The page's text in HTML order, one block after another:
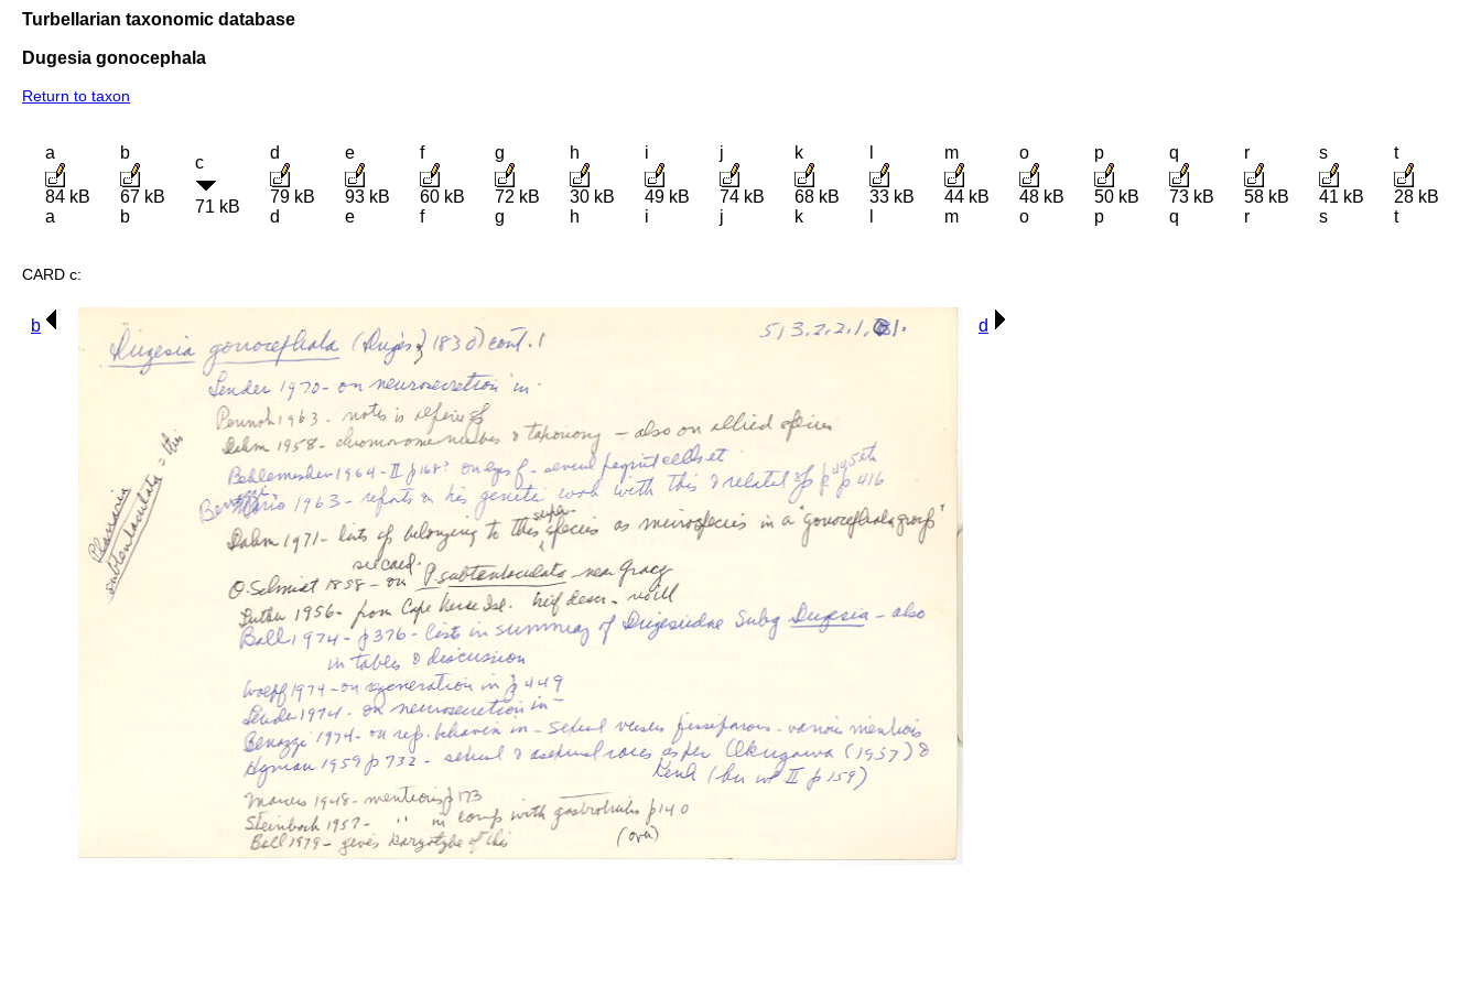
Turbellarian taxonomic database
Dugesia gonocephala
Return to taxon
a
84 kB
a
b
67 kB
b
c
71 kB
d
79 kB
d
e
93 kB
e
f
60 kB
f
g
72 kB
g
h
30 kB
h
i
49 kB
i
j
74 kB
j
k
68 kB
k
33 kB
m
44 kB
m
o
48 kB
o
p
50 kB
p
q
73 kB
q
r
58 kB
r
s
41 kB
s
t
28 kB
t
CARD c:
b d